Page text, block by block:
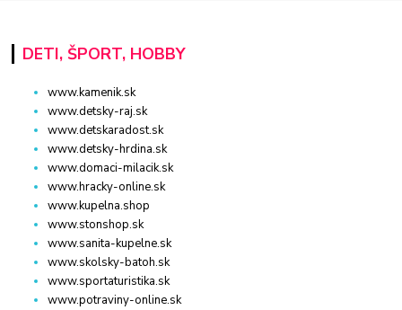
DETI, ŠPORT, HOBBY
www.kamenik.sk
www.detsky-raj.sk
www.detskaradost.sk
www.detsky-hrdina.sk
www.domaci-milacik.sk
www.hracky-online.sk
www.kupelna.shop
www.stonshop.sk
www.sanita-kupelne.sk
www.skolsky-batoh.sk
www.sportaturistika.sk
www.potraviny-online.sk